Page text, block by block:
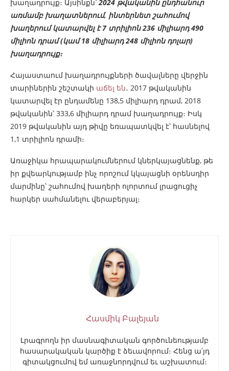
խաղադրույք։ Այսինքն՝2024 թվականին ընդհանուր
առմամբ խաղատներում, ինտերնետ շահումով
խաղերում կատարվել է7 տրիլիոն 236 միլիարդ 490
միլիոն դրամ (կամ 18 միլիարդ 248 միլիոն դոլար)
խաղադրույք։
Հայաստաում խաղադրույքների ծավալները վերջին
տարիներին շեշտակի աճել են․ 2017 թվականին
կատարվել էր ընդամենը 138,5 միլիարդ դրամ, 2018
թվականին՝ 333,6 միլիարդ դրամ խաղադրույք։ Իսկ
2019 թվականին այդ թիվը եռապատկվել է՝ հասնելով
1,1 տրիլիոն դրամի։
Առաջիկա հրապարակումներում կներկայացնենք, թե
իր քվեարկությամբ ինչ որոշում կկայացնի օրենսդիր
մարմինը՝ շահումով խաղերի ոլորտում լրացուցիչ
հարկեր սահմանելու վերաբերյալ։
Հասմիկ Բալեյան
Լրագրողն իր մասնագիտական գործունեությամբ
հասարակական կարծիք է ձեւավորում։ Հենց ա՛յդ
գիտակցումով եմ առաջնորդվում եւ աշխատում։